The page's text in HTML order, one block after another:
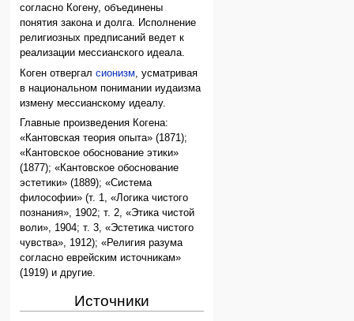
согласно Когену, объединены
понятия закона и долга. Исполнение
религиозных предписаний ведет к
реализации мессианского идеала.
Коген отвергалсионизм , усматривая
в национальном понимании иудаизма
измену мессианскому идеалу.
Главные произведения Когена:
«Кантовская теория опыта» (1871);
«Кантовское обоснование этики»
(1877); «Кантовское обоснование
эстетики» (1889); «Система
философии» (т. 1, «Логика чистого
познания», 1902; т. 2, «Этика чистой
воли», 1904; т. 3, «Эстетика чистого
чувства», 1912); «Религия разума
согласно еврейским источникам»
(1919) и другие.
Источники